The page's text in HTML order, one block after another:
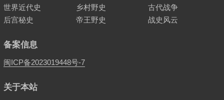
世界近代史
乡村野史
古代战争
后宫秘史
帝王野史 战史风云
备案信息
闽ICP备2023019448号-7
关于本站